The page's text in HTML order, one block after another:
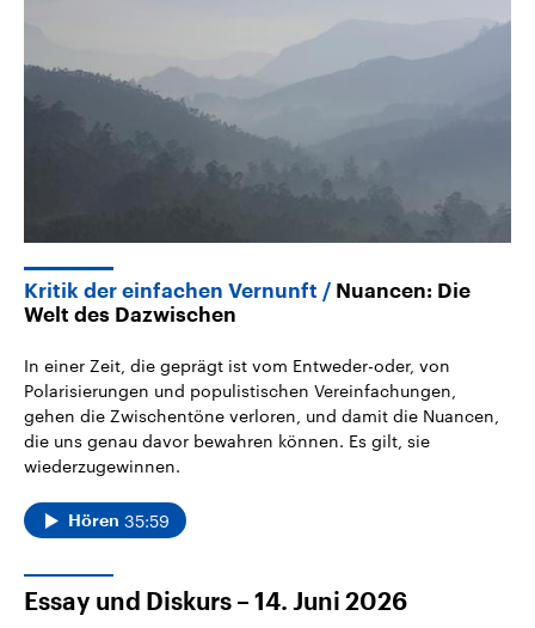
Kritik der einfachen Vernunft
Nuancen: Die
Welt des Dazwischen
In einer Zeit, die geprägt ist vom Entweder-oder, von
Polarisierungen und populistischen Vereinfachungen,
gehen die Zwischentöne verloren, und damit die Nuancen,
die uns genau davor bewahren können. Es gilt, sie
wiederzugewinnen.
Hören 35:59
Essay und Diskurs – 14. Juni 2026